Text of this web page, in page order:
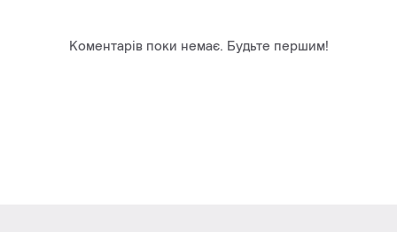
Коментарів поки немає. Будьте першим!